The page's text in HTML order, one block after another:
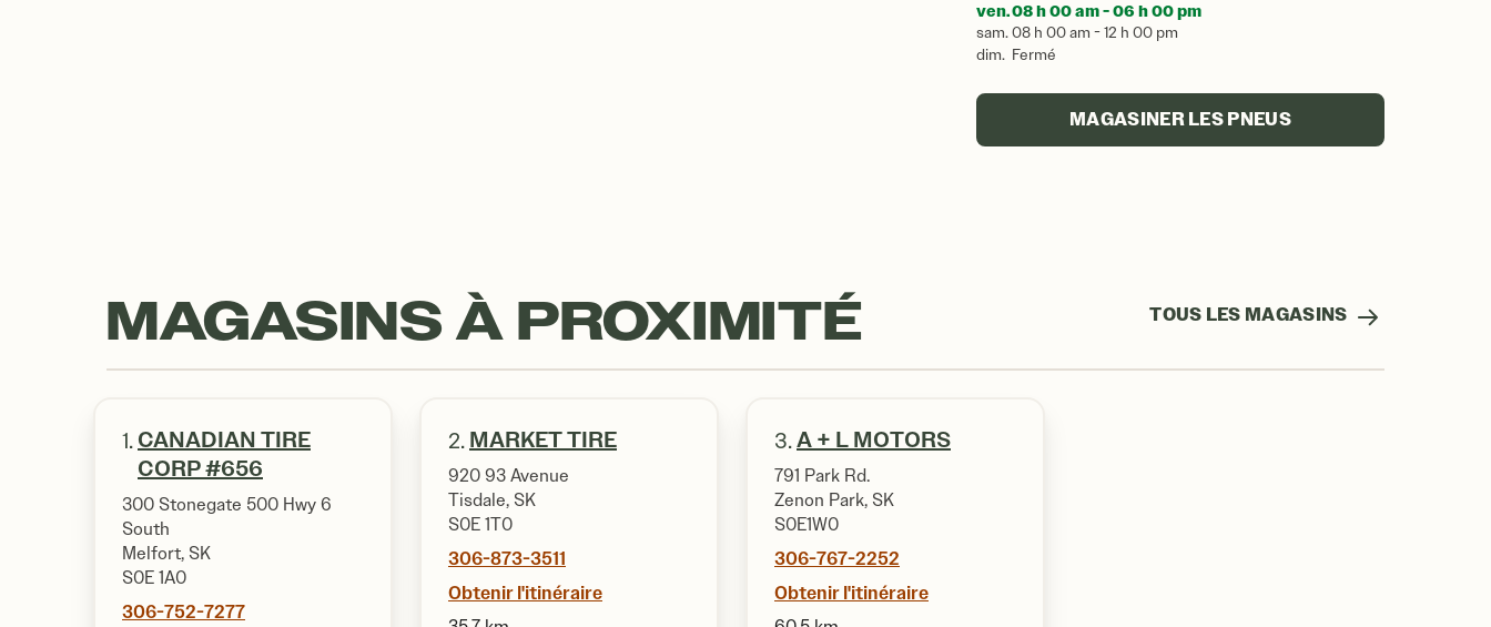
ven.08 h 00 am - 06 h 00 pm
sam.08 h 00 am - 12 h 00 pm
dim. Fermé
MAGASINER LES PNEUS
MAGASINS À PROXIMITÉ TOUS LES MAGASINS
1. CANADIAN TIRE
CORP #656
300 Stonegate 500 Hwy 6
South
Melfort, SK
S0E 1A0
306-752-7277
2. MARKET TIRE
920 93 Avenue
Tisdale, SK
S0E 1T0
306-873-3511
Obtenir l'itinéraire
3.A + L MOTORS
791 Park Rd.
Zenon Park, SK
S0E1W0
306-767-2252
Obtenir l'itinéraire